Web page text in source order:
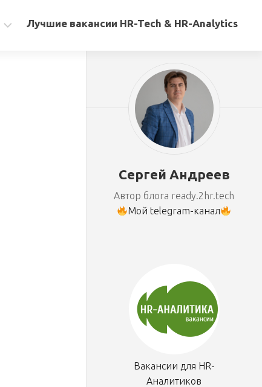
Лучшие вакансии HR-Tech & HR-Analytics
Сергей Андреев
Автор блога ready.2hr.tech
Мой telegram-канал
Вакансии для HR-
Аналитиков